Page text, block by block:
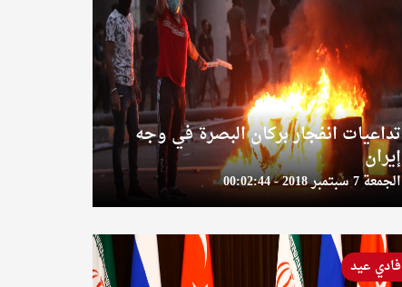
تداعيات انفجار بركان البصرة في وجه
إيران
الجمعة 7 سبتمبر 2018 - 00:02:44
فادي عيد